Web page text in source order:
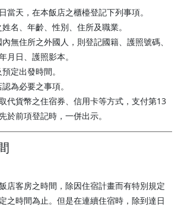
當天，在本飯店之櫃檯登記下列事項。
名、年齡、性別、住所及職業。
無住所之外國人，則登記國籍、護照號碼、
月日、護照影本。
定出發時間。
為必要之事項。
代貨幣之住宿券、信用卡等方式，支付第13
於前項登記時，一併出示。
店客房之時間，除因住宿計畫而有特別規定
之時間為止。但是在連續住宿時，除到達日